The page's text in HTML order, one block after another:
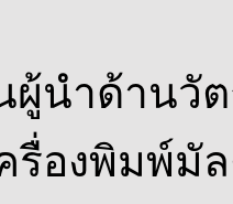
ผู้นำด้านวั
รื่องพิมพ์มั